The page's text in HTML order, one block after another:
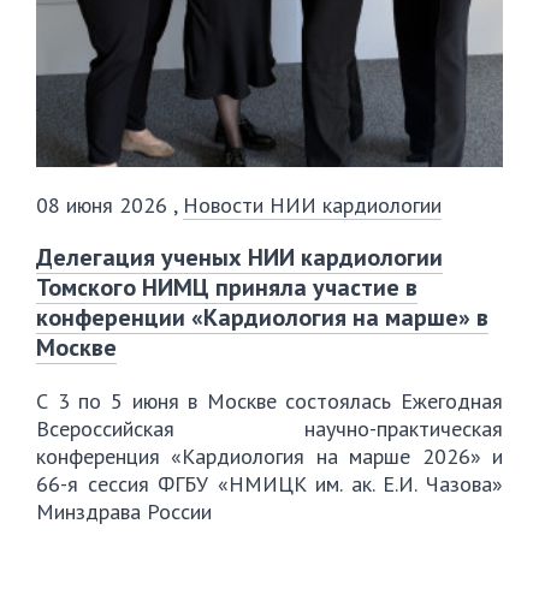
08 июня 2026 , Новости НИИ кардиологии
️Делегация ученых НИИ кардиологии
Томского НИМЦ приняла участие в
конференции «Кардиология на марше» в
Москве
С 3 по 5 июня в Москве состоялась Ежегодная
Всероссийская научно-практическая
конференция «Кардиология на марше 2026» и
66-я сессия ФГБУ «НМИЦК им. ак. Е.И. Чазова»
Минздрава России